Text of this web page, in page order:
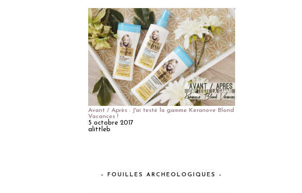
Avant / Après : J'ai testé la gamme Keranove Blond
Vacances !
5 octobre 2017
alittleb
– FOUILLES ARCHEOLOGIQUES –